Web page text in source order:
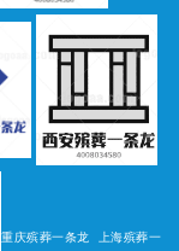
重庆殡葬一条龙 上海殡葬一